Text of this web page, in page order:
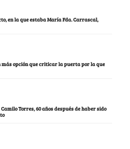
en la que estaba María Fda. Carrascal,
más opción que criticar la puerta por la que
Torres, 60 años después de haber sido